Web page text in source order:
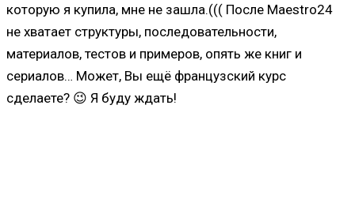
которую я купила, мне не зашла.((( После Maestro24
не хватает структуры, последовательности,
материалов, тестов и примеров, опять же книг и
сериалов… Может, Вы ещё французский курс
сделаете? 😉 Я буду ждать!